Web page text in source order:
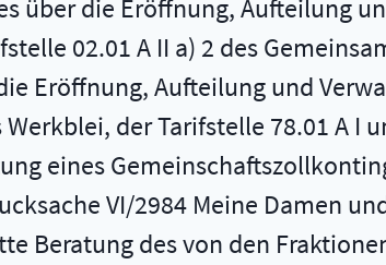
über die Eröffnung, Aufteilung
02.01 A II a) 2 des
Eröffnung, Aufteilung und
der Tarifstelle 78.01 A I
eines
VI/2984 Meine Damen
Beratung des von den